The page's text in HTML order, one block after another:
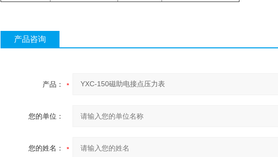
产品咨询
产品：
您的单位：
您的姓名：